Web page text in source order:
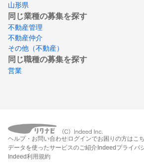
山形県
同じ業種の募集を探す
不動産管理
不動産仲介
その他（不動産）
同じ職種の募集を探す
営業
ヘルプ・お問い合わせ ログインでお困りの方はこ
データを使ったサービスのご紹介Indeedプライバ
Indeed利用規約